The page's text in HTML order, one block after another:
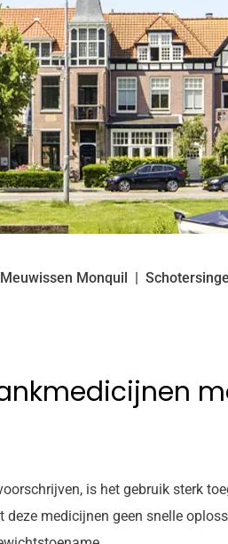
Monquil
is het gebruik sterk
deze medicijnen geen snelle